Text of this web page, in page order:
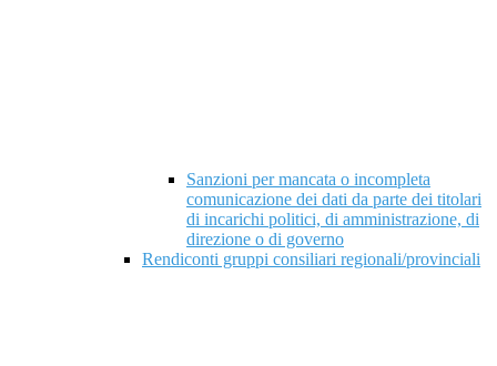
Sanzioni per mancata o incompleta
comunicazione dei dati da parte dei titolari
di incarichi politici, di amministrazione, di
direzione o di governo
Rendiconti gruppi consiliari regionali/provinciali